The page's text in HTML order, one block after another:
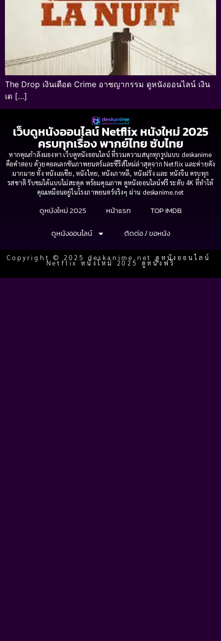
The Drop เงินเดือด Crime อาชญากรรม ดูหนังออนไลน์ เงิน
เด […]
เว็บดูหนังออนไลน์ Netflix หนังใหม่ 2025
ครบทุกเรื่อง พากย์ไทย ซับไทย
หากคุณกำลังมองหา เว็บดูหนังออนไลน์ ที่รวมความสนุกทุกรูปแบบ deskanime
คือคำตอบ ด้วยคอลเลกชันภาพยนตร์และซีรีส์ใหม่ล่าสุดจาก Netflix และค่ายดัง
มากมาย ทั้ง หนังเอเชีย, หนังไทย, หนังเกาหลี, หนังฝรั่ง และ หนังจีน ครบทุก
รสชาติ รับชมได้แบบไม่สะดุด พร้อมคุณภาพ ดูหนังออนไลน์ฟรี ระดับ 4K ที่ทำให้
คุณเหมือนอยู่ในโรงภาพยนตร์จริงๆ ผ่าน deskanime.net
ดูหนังใหม่ 2025 หน้าแรก
TOP IMDB
ดูหนังออนไลน์
ติดต่อ / ขอหนัง
Copyright © 2025 deskanime.net ดูหนังออนไลน์
Netflix หนังใหม่ 2025 ดูหนังฟรี